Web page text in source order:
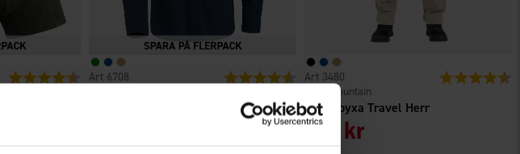
Betyg: 4.5 utav 5 stjärnor
6708 Betyg: 4.4 utav 5 stjärnor
Fritidsbyxa Travel Herr
High Mountain
3480
399 kr
Betyg: